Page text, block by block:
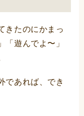
きたのにかまっ
「遊んでよ〜」
であれば、でき